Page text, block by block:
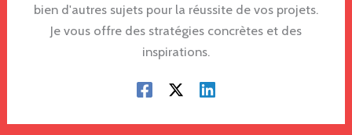
bien d'autres sujets pour la réussite de vos projets.
Je vous offre des stratégies concrètes et des
inspirations.